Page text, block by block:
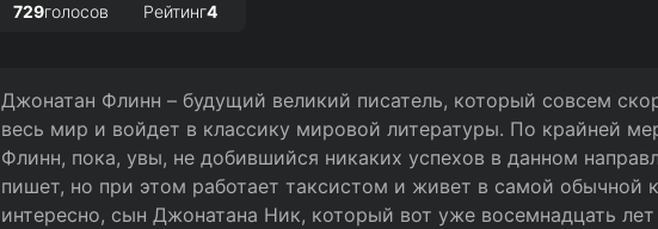
729голосов Рейтинг4
Джонатан Флинн – будущий великий писатель, который совсем
весь мир и войдет в классику мировой литературы. По крайней
Флинн, пока, увы, не добившийся никаких успехов в данном
пишет, но при этом работает таксистом и живет в самой обычной
интересно, сын Джонатана Ник, который вот уже восемнадцать